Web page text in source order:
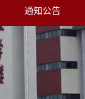
通知公告